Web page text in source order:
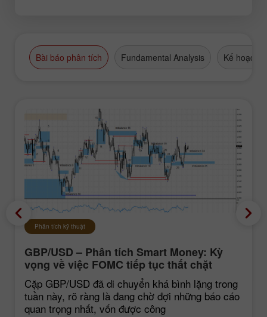
Bài báo phân tích Fundamental Analysis Kế hoạch
Phân tích kỹ thuật
GBP/USD – Phân tích Smart Money: Kỳ
vọng về việc FOMC tiếp tục thắt chặt
chính sách vẫn ở mức thấp
Cặp GBP/USD đã di chuyển khá bình lặng trong
tuần này, rõ ràng là đang chờ đợi những báo cáo
quan trọng nhất, vốn được công